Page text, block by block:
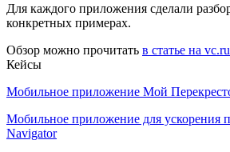
Для каждого приложения сделали
конкретных примерах.
Обзор можно прочитать в статье на
Кейсы
Мобильное приложение Мой
Мобильное приложение для ускорения
Navigator